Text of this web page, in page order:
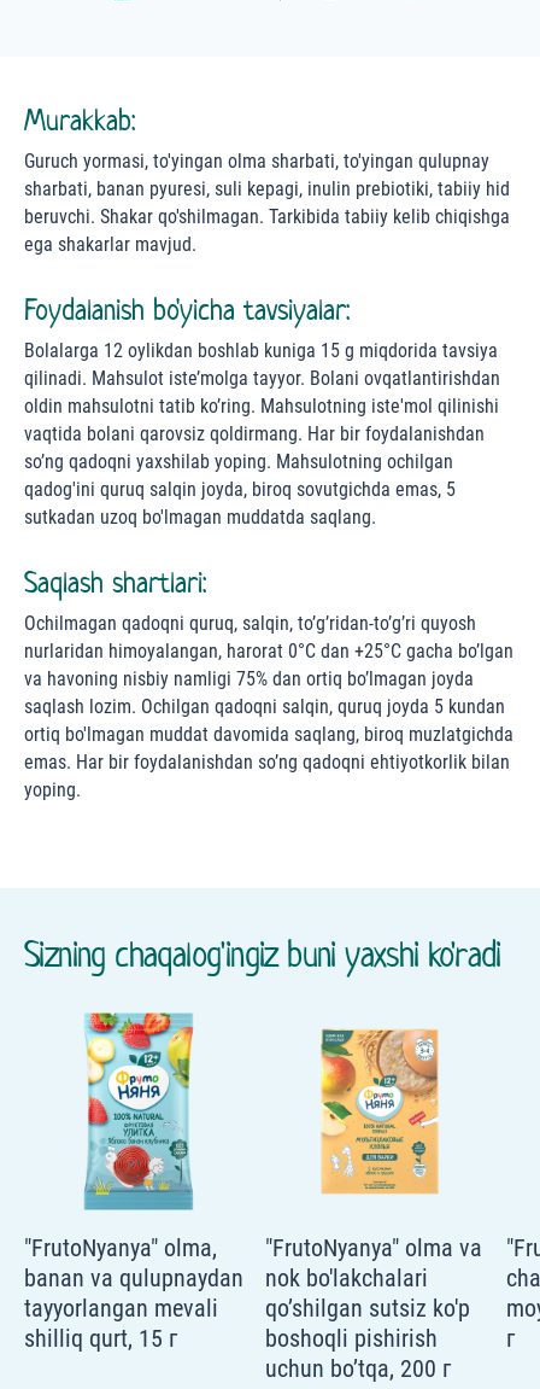
Murakkab:
Guruch yormasi, to'yingan olma sharbati, to'yingan qulupnay
sharbati, banan pyuresi, suli kepagi, inulin prebiotiki, tabiiy hid
beruvchi. Shakar qo'shilmagan. Tarkibida tabiiy kelib chiqishga
ega shakarlar mavjud.
Foydalanish bo'yicha tavsiyalar:
Bolalarga 12 oylikdan boshlab kuniga 15 g miqdorida tavsiya
qilinadi. Mahsulot iste’molga tayyor. Bolani ovqatlantirishdan
oldin mahsulotni tatib ko’ring. Mahsulotning iste'mol qilinishi
vaqtida bolani qarovsiz qoldirmang. Har bir foydalanishdan
so’ng qadoqni yaxshilab yoping. Mahsulotning ochilgan
qadog'ini quruq salqin joyda, biroq sovutgichda emas, 5
sutkadan uzoq bo'lmagan muddatda saqlang.
Saqlash shartlari:
Ochilmagan qadoqni quruq, salqin, to’g’ridan-to’g’ri quyosh
nurlaridan himoyalangan, harorat 0°С dan +25°С gacha bo’lgan
va havoning nisbiy namligi 75% dan ortiq bo’lmagan joyda
saqlash lozim. Ochilgan qadoqni salqin, quruq joyda 5 kundan
ortiq bo'lmagan muddat davomida saqlang, biroq muzlatgichda
emas. Har bir foydalanishdan so’ng qadoqni ehtiyotkorlik bilan
yoping.
Sizning chaqalog'ingiz buni yaxshi ko'radi
"FrutoNyanya" olma,
banan va qulupnaydan
tayyorlangan mevali
shilliq qurt, 15 г
"FrutoNyanya" olma va
nok bo'lakchalari
qo’shilgan sutsiz ko'p
boshoqli pishirish
uchun bo’tqa, 200 г
г